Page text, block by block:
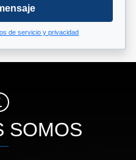
de servicio y privacidad
SOMOS